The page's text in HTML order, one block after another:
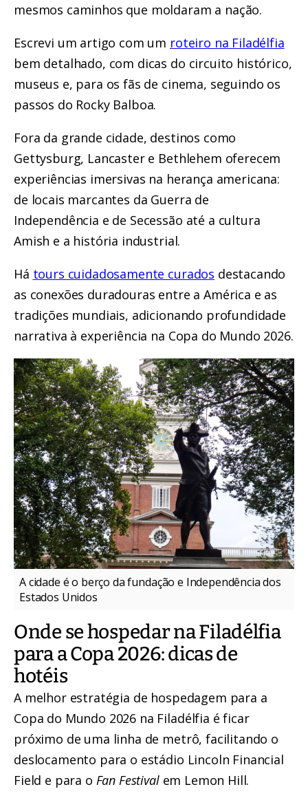
mesmos caminhos que moldaram a nação.
Escrevi um artigo com um roteiro na Filadélfia
bem detalhado, com dicas do circuito histórico,
museus e, para os fãs de cinema, seguindo os
passos do Rocky Balboa.
Fora da grande cidade, destinos como
Gettysburg, Lancaster e Bethlehem oferecem
experiências imersivas na herança americana:
de locais marcantes da Guerra de
Independência e de Secessão até a cultura
Amish e a história industrial.
Há tours cuidadosamente curados destacando
as conexões duradouras entre a América e as
tradições mundiais, adicionando profundidade
narrativa à experiência na Copa do Mundo 2026.
A cidade é o berço da fundação e Independência dos
Estados Unidos
Onde se hospedar na Filadélfia
para a Copa 2026: dicas de
hotéis
A melhor estratégia de hospedagem para a
Copa do Mundo 2026 na Filadélfia é ficar
próximo de uma linha de metrô, facilitando o
deslocamento para o estádio Lincoln Financial
Field e para o Fan Festivalem Lemon Hill.